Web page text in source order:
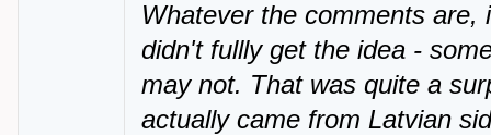
Whatever the comments
didn't fullly get the idea -
may not. That was quite a
actually came from Latvian